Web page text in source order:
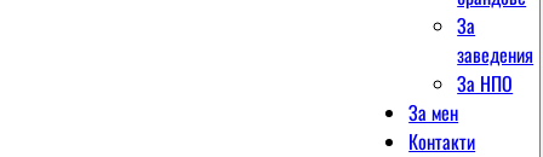
За
заведения
За НПО
За мен
Контакти